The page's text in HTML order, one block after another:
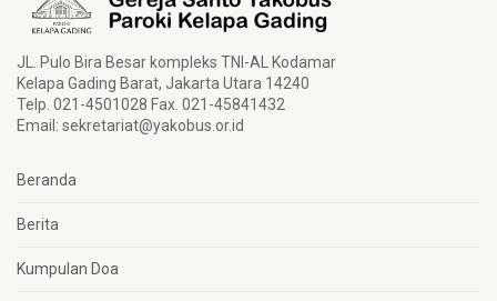
JL. Pulo Bira Besar kompleks TNI-AL Kodamar
Kelapa Gading Barat, Jakarta Utara 14240
Telp. 021-4501028 Fax. 021-45841432
Email: sekretariat@yakobus.or.id
Beranda
Berita
Kumpulan Doa